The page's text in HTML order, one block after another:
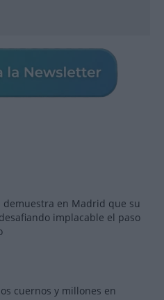
demuestra en Madrid que su
implacable el paso
cuernos y millones en